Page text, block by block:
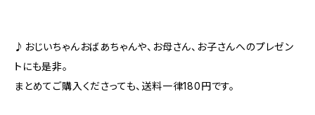
♪おじいちゃんおばあちゃんや、お母さん、お子さんへのプレゼン
トにも是非。
まとめてご購入くださっても、送料一律180円です。